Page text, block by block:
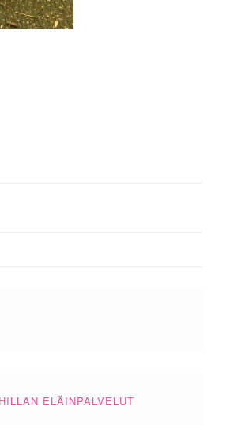
ELÄINPALVELUT